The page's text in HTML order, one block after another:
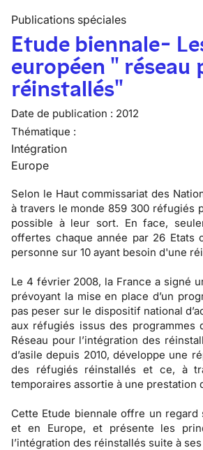
Publications spéciales
Etude biennale-
européen "
réinstallés"
Date de publication : 2012
Thématique :
Intégration
Europe
Selon le Haut commissariat des
à travers le monde 859 300 réfugiés
possible à leur sort. En face,
offertes chaque année par 26
personne sur 10 ayant besoin d'une
Le 4 février 2008, la France a signé
prévoyant la mise en place d’un
pas peser sur le dispositif national
aux réfugiés issus des programmes
Réseau pour l’intégration des
d’asile depuis 2010, développe une
des réfugiés réinstallés et ce, à
temporaires assortie à une prestation
Cette Etude biennale offre un regard
et en Europe, et présente les
l’intégration des réinstallés suite à